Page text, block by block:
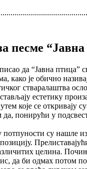
песме
да “Јавна птица”
како је обично
стваралаштва
естетику
које се откривају
да, понирући у
потпуности су нашле
целина.
да би одмах потом